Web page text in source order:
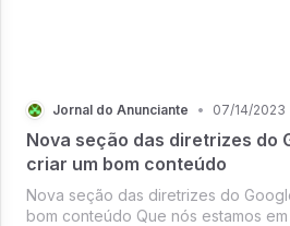
Jornal do Anunciante • 07/14/2023
Nova seção das diretrizes do
criar um bom conteúdo
Nova seção das diretrizes do
bom conteúdo Que nós estamos